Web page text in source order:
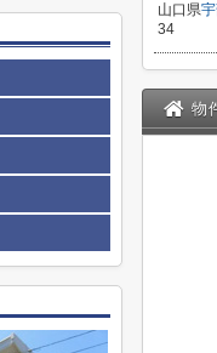
山口県
34
物